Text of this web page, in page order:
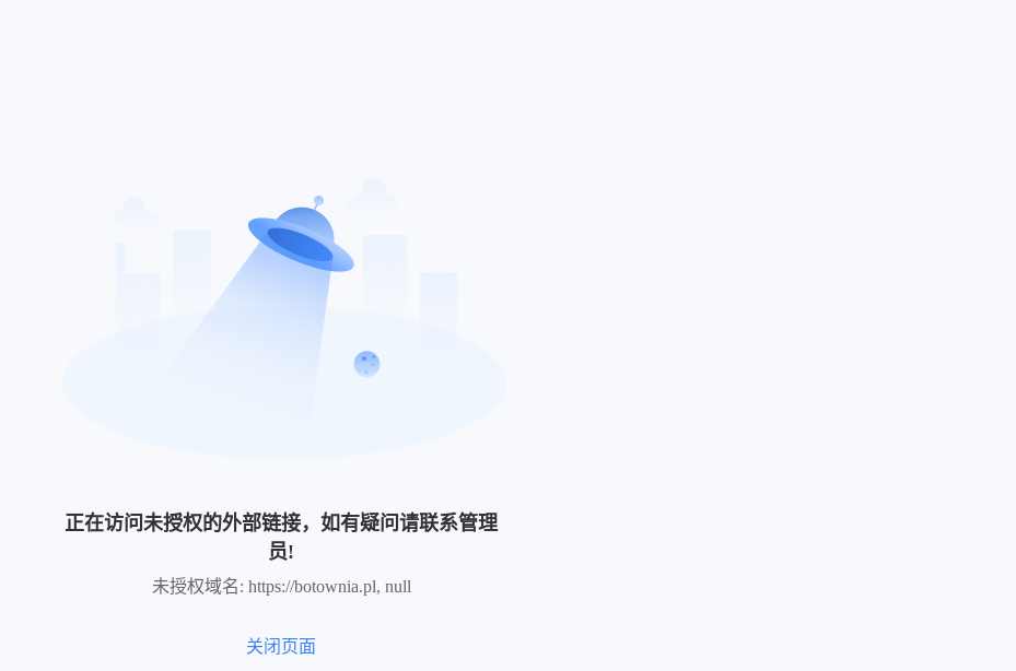
正在访问未授权的外部链接，如有疑问请联系管理
员!
未授权域名: https://botownia.pl, null
关闭页面